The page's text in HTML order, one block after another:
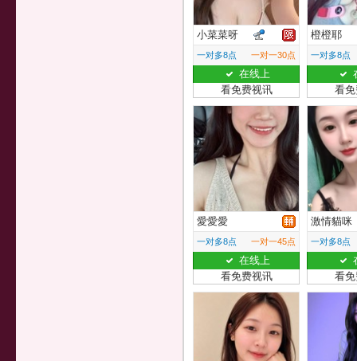
小菜菜呀
一对多8点 一对一30点
在线上
看免费视讯
橙橙耶
一对多8点
看
愛愛愛
一对多8点 一对一45点
在线上
看免费视讯
激情貓咪
一对多8点
看